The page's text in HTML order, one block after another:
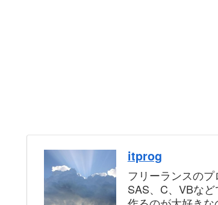
itprog
フリーランスの
SAS、C、VBな